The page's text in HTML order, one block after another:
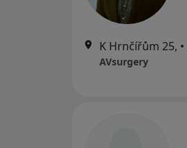
K Hrnčířům 25, •
AVsurgery